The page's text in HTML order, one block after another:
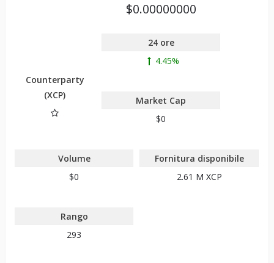
Counterparty
(XCP)
$0.00000000
24 ore
4.45%
Market Cap
$0
Volume
$0
Fornitura disponibile
2.61 M XCP
Rango
293